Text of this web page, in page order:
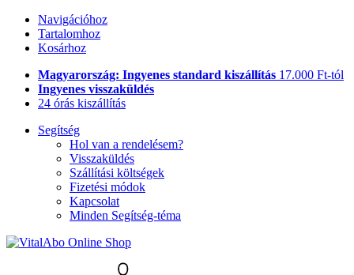
Navigációhoz
Tartalomhoz
Kosárhoz
Magyarország: Ingyenes standard kiszállítás 17.000 Ft-tól
Ingyenes visszaküldés
24 órás kiszállítás
Segítség
Hol van a rendelésem?
Visszaküldés
Szállítási költségek
Fizetési módok
Kapcsolat
Minden Segítség-téma